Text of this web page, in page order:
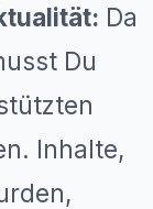
Da
Du
Inhalte,